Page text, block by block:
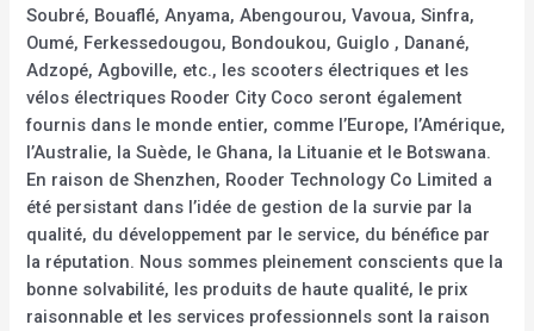
Soubré, Bouaflé, Anyama, Abengourou, Vavoua, Sinfra,
Oumé, Ferkessedougou, Bondoukou, Guiglo , Danané,
Adzopé, Agboville, etc., les scooters électriques et les
vélos électriques Rooder City Coco seront également
fournis dans le monde entier, comme l’Europe, l’Amérique,
l’Australie, la Suède, le Ghana, la Lituanie et le Botswana.
En raison de Shenzhen, Rooder Technology Co Limited a
été persistant dans l’idée de gestion de la survie par la
qualité, du développement par le service, du bénéfice par
la réputation. Nous sommes pleinement conscients que la
bonne solvabilité, les produits de haute qualité, le prix
raisonnable et les services professionnels sont la raison